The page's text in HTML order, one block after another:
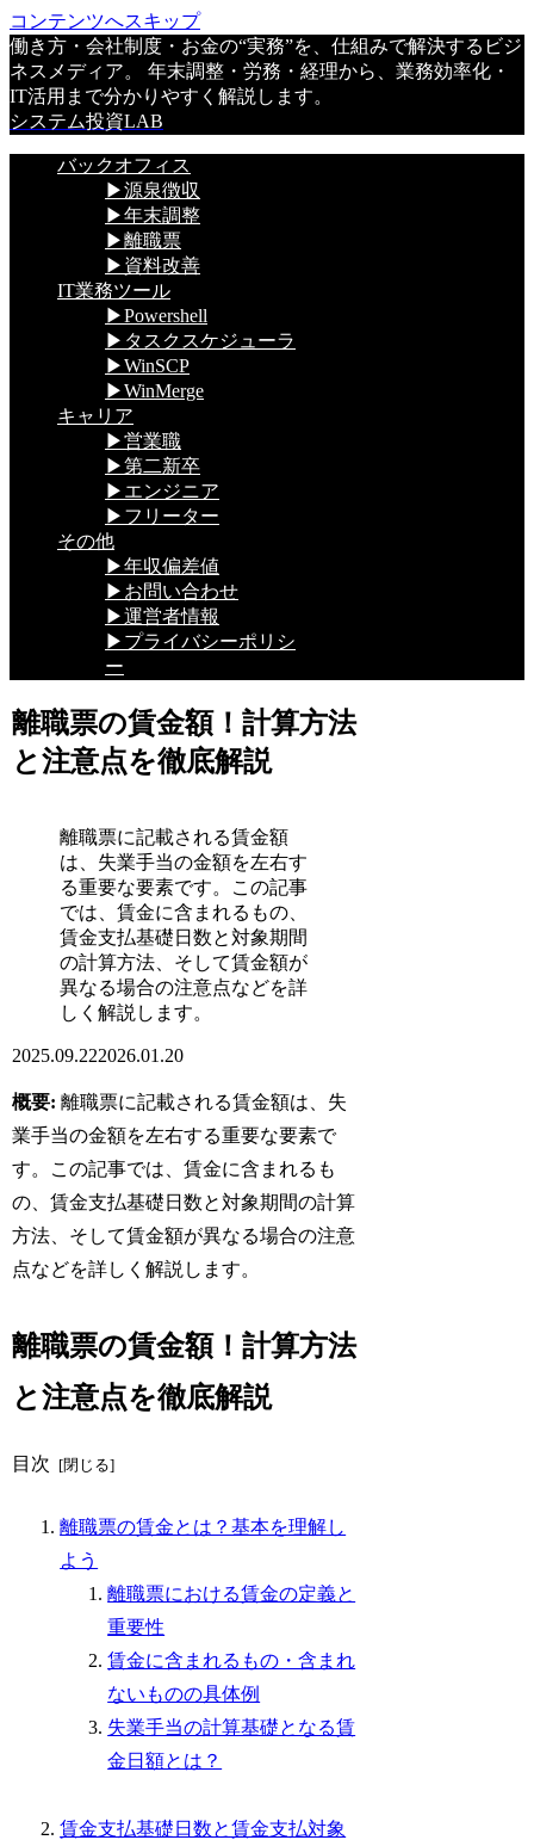
コンテンツへスキップ
働き方・会社制度・お金の“実務”を、仕組みで解決するビジ
ネスメディア。 年末調整・労務・経理から、業務効率化・
IT活用まで分かりやすく解説します。
システム投資LAB
バックオフィス
▶源泉徴収
▶年末調整
▶離職票
▶資料改善
IT業務ツール
▶Powershell
▶タスクスケジューラ
▶WinSCP
▶WinMerge
キャリア
▶営業職
▶第二新卒
▶エンジニア
▶フリーター
その他
▶年収偏差値
▶お問い合わせ
▶運営者情報
▶プライバシーポリシ
ー
離職票の賃金額！計算方法
と注意点を徹底解説
離職票に記載される賃金額
は、失業手当の金額を左右す
る重要な要素です。この記事
では、賃金に含まれるもの、
賃金支払基礎日数と対象期間
の計算方法、そして賃金額が
異なる場合の注意点などを詳
しく解説します。
2025.09.222026.01.20
概要: 離職票に記載される賃金額は、失
業手当の金額を左右する重要な要素で
す。この記事では、賃金に含まれるも
の、賃金支払基礎日数と対象期間の計算
方法、そして賃金額が異なる場合の注意
点などを詳しく解説します。
離職票の賃金額！計算方法
と注意点を徹底解説
目次
離職票の賃金とは？基本を理解し
よう
離職票における賃金の定義と
重要性
賃金に含まれるもの・含まれ
ないものの具体例
失業手当の計算基礎となる賃
金日額とは？
賃金支払基礎日数と賃金支払対象